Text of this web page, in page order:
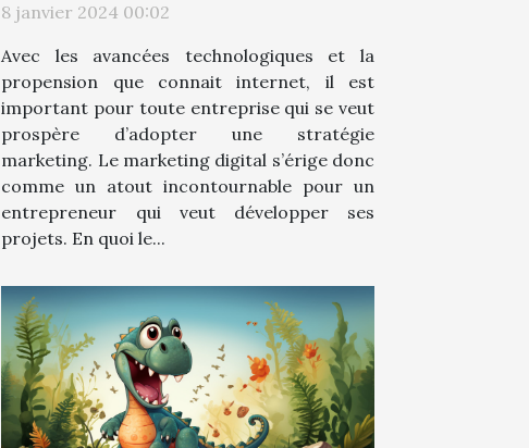
8 janvier 2024 00:02
Avec les avancées technologiques et la
propension que connait internet, il est
important pour toute entreprise qui se veut
prospère d’adopter une stratégie
marketing. Le marketing digital s’érige donc
comme un atout incontournable pour un
entrepreneur qui veut développer ses
projets. En quoi le...